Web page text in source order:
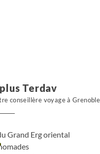
qui a à cœur de partager
Terdav
conseillère voyage à Grenoble
Grand Erg oriental